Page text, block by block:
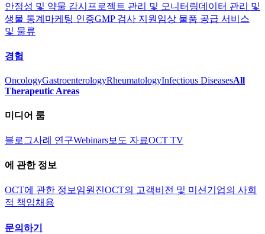
안정성 및 약물 감시 프로젝트 관리 및 모니터링데이터 관리 및
생물 통계 마케팅 인증GMP 검사 지원 임상 물품 공급 서비스
및 물류
경험
OncologyGastroenterologyRheumatologyInfectious DiseasesAll
Therapeutic Areas
미디어 룸
블로그사례 연구Webinars보도 자료OCT TV
에 관한 정보
OCT에 관한 정보임원진OCT의 고객비전 및 미션기업의 사회
적 책임채용
문의하기